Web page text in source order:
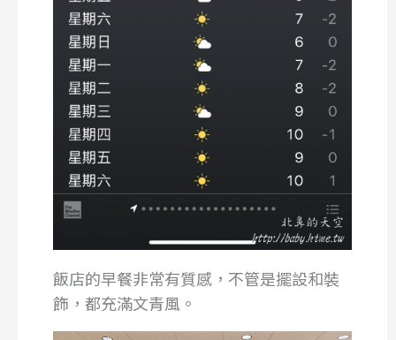
飯店的早餐非常有質感，不管是擺設和裝
飾，都充滿文青風。